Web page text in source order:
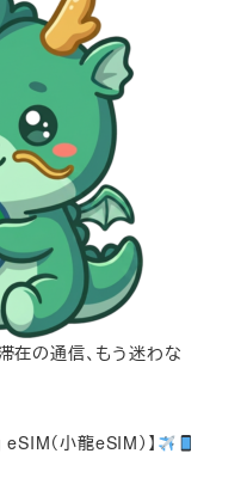
在の通信、もう迷わな
（小龍eSIM）】